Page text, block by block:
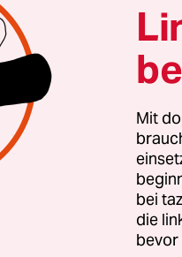
lässt sich die
Geschichten von
Münzen-
Schlüssel oder
kostet der
hat Apple auch
, ab 300 Euro
ein U1-Chip mit
Mit
bei
die
bevor